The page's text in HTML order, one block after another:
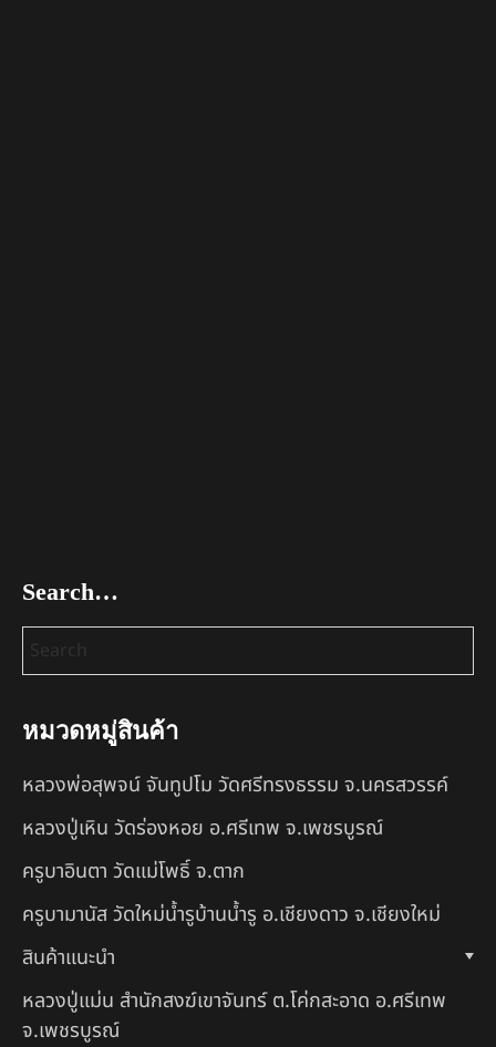
Search…
หมวดหมู่สินค้า
หลวงพ่อสุพจน์ จันทูปโม วัดศรีทรงธรรม จ.นครสวรรค์
หลวงปู่เหิน วัดร่องหอย อ.ศรีเทพ จ.เพชรบูรณ์
ครูบาอินตา วัดแม่โพธิ์ จ.ตาก
ครูบามานัส วัดใหม่น้ำรูบ้านน้ำรู อ.เชียงดาว จ.เชียงใหม่
สินค้าแนะนำ
หลวงปู่แม่น สำนักสงฆ์เขาจันทร์ ต.โค่กสะอาด อ.ศรีเทพ
จ.เพชรบูรณ์